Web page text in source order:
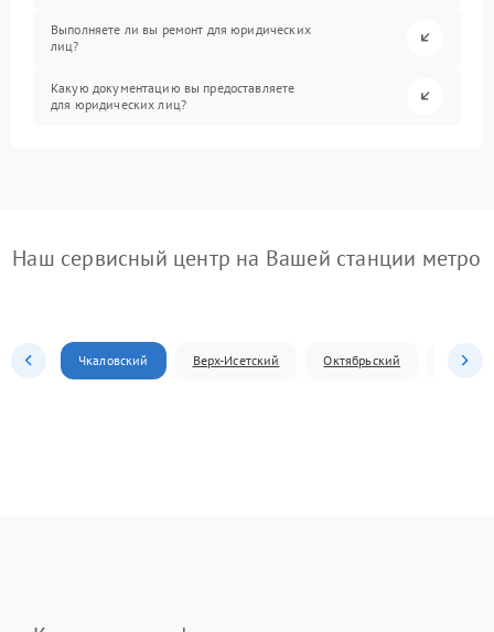
Выполняете ли вы ремонт для юридических
лиц?
Какую документацию вы предоставляете
для юридических лиц?
Наш сервисный центр на Вашей станции метро
Чкаловский Верх-Исетский Октябрьский